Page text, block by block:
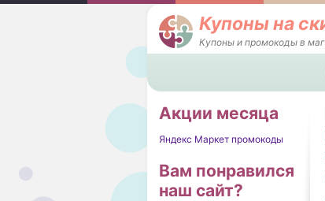
Купоны на
Купоны и промокоды в
Акции месяца
Яндекс Маркет промокоды
Вам понравился
наш сайт?